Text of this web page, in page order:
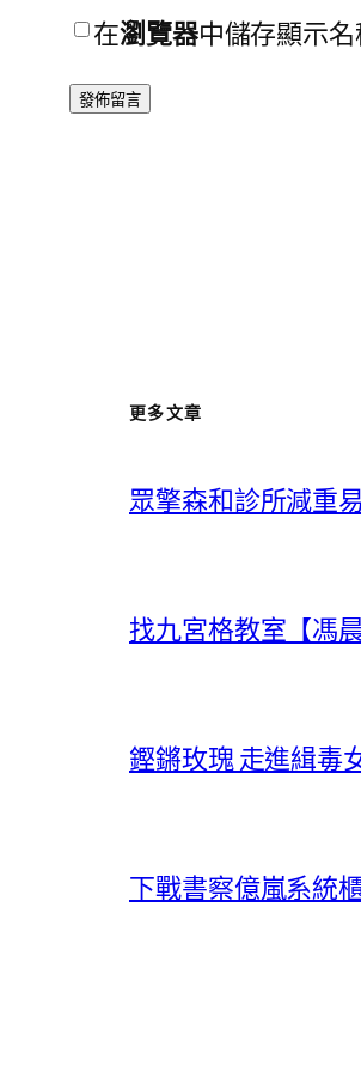
在瀏覽器中儲存顯示
更多文章
眾擎森和診所減重
找九宮格教室【馮
鏗鏘玫瑰 走進緝毒
下戰書察億嵐系統